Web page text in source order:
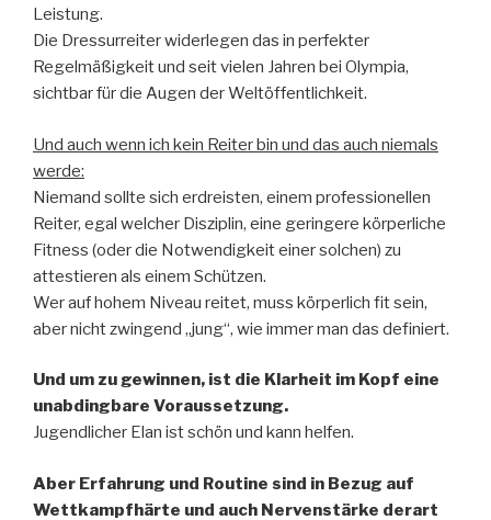
Leistung.
Die Dressurreiter widerlegen das in perfekter
Regelmäßigkeit und seit vielen Jahren bei Olympia,
sichtbar für die Augen der Weltöffentlichkeit.
Und auch wenn ich kein Reiter bin und das auch niemals
werde:
Niemand sollte sich erdreisten, einem professionellen
Reiter, egal welcher Disziplin, eine geringere körperliche
Fitness (oder die Notwendigkeit einer solchen) zu
attestieren als einem Schützen.
Wer auf hohem Niveau reitet, muss körperlich fit sein,
aber nicht zwingend „jung“, wie immer man das definiert.
Und um zu gewinnen, ist die Klarheit im Kopf eine
unabdingbare Voraussetzung.
Jugendlicher Elan ist schön und kann helfen.
Aber Erfahrung und Routine sind in Bezug auf
Wettkampfhärte und auch Nervenstärke derart